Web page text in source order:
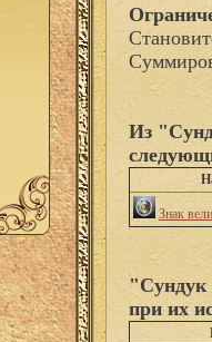
Из
Знак
"Сундук
при их